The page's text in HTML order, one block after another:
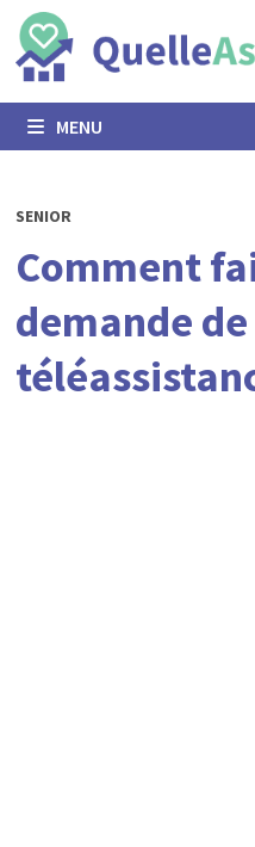
Passer
au
contenu
MENU
SENIOR
Comment
demande de